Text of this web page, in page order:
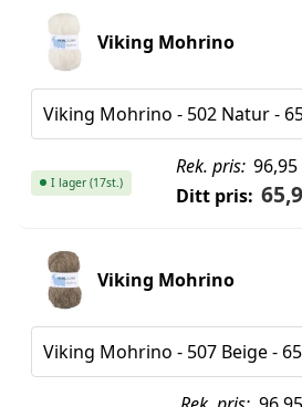
Viking Mohrino
Rek. pris: 96,95
Ditt pris:
I lager (17st.)
Viking Mohrino